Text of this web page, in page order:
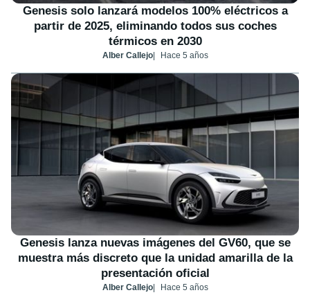
Genesis solo lanzará modelos 100% eléctricos a
partir de 2025, eliminando todos sus coches
térmicos en 2030
Alber Callejo Hace 5 años
Genesis lanza nuevas imágenes del GV60, que se
muestra más discreto que la unidad amarilla de la
presentación oficial
Alber Callejo Hace 5 años